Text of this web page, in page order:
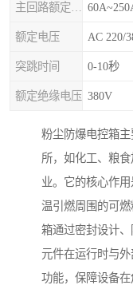
额定电压 AC 220/
突跳时间 0-10秒
额定绝缘电压 380V
粉尘防爆电控箱
所，如化工、粮
业。它的核心作
温引燃周围的可
箱通过密封设计
元件在运行时与
功能，保障设备在